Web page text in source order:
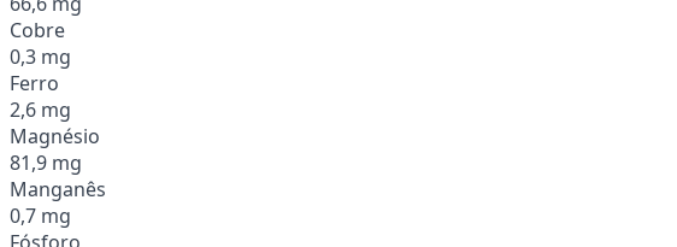
Cobre
0,3 mg
Ferro
2,6 mg
Magnésio
81,9 mg
Manganês
0,7 mg